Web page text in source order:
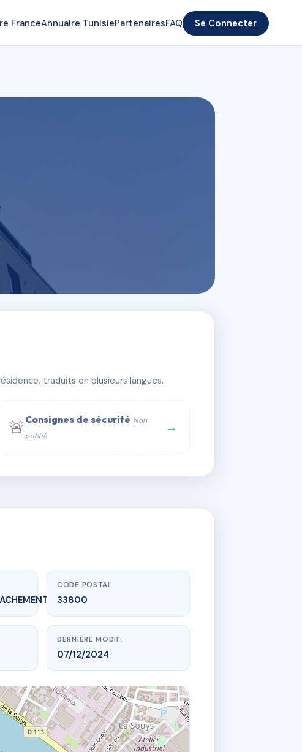
FranceAnnuaire TunisiePartenairesFAQ Se Connecter
traduits en plusieurs langues.
🚨 Consignes de sécurité Non
publié
→
CODE POSTAL
33800
DERNIÈRE MODIF.
07/12/2024